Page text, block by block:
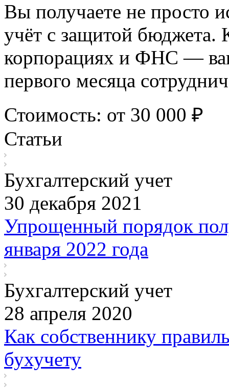
Вы получаете не просто
учёт с защитой
корпорациях и ФНС —
первого месяца
Стоимость: от 30 000 ₽
Статьи
Бухгалтерский учет
30 декабря 2021
Упрощенный порядок
января 2022 года
Бухгалтерский учет
28 апреля 2020
Как собственнику
бухучету